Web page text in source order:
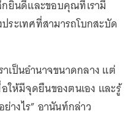
กยินดีและขอบคุณที่เรามี
ระเทศที่สามารถโบกสะบัด
าเป็นอำนาจขนาดกลาง แต่
ให้มีจุดยืนของตนเอง และรู้
างไร” อานันท์กล่าว